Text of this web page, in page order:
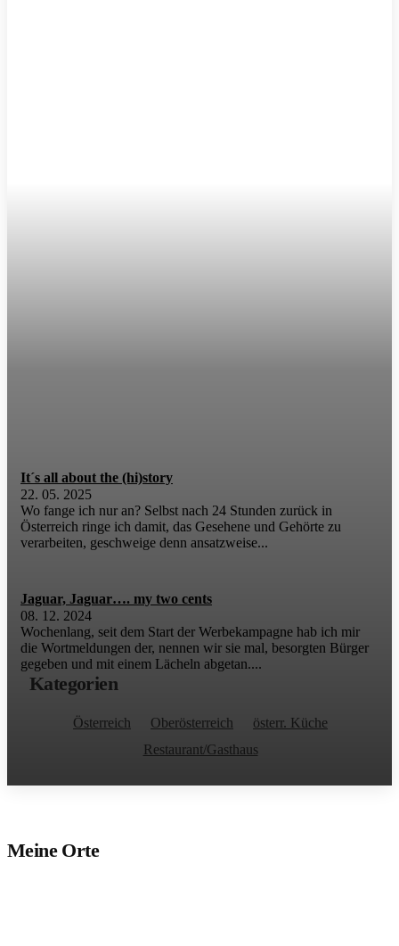
It´s all about the (hi)story
22. 05. 2025
Wo fange ich nur an? Selbst nach 24 Stunden zurück in
Österreich ringe ich damit, das Gesehene und Gehörte zu
verarbeiten, geschweige denn ansatzweise...
Jaguar, Jaguar…. my two cents
08. 12. 2024
Wochenlang, seit dem Start der Werbekampagne hab ich mir
die Wortmeldungen der, nennen wir sie mal, besorgten Bürger
gegeben und mit einem Lächeln abgetan....
Kategorien
Österreich Oberösterreich
österr. Küche
Restaurant/Gasthaus
Meine Orte